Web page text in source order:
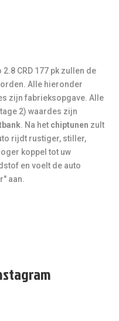
CRD 177 pk zullen de
Alle hieronder
zijn fabrieksopgave. Alle
2) waardes zijn
. Na het chiptunen zult
rijdt rustiger, stiller,
koppel tot uw
en voelt de auto
aan.